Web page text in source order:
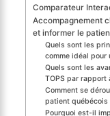
Comparateur
Accompagnement
et informer le
Quels sont les
comme idéal pour
Quels sont les
TOPS par rapport
Comment se
patient québécois
Pourquoi est-il